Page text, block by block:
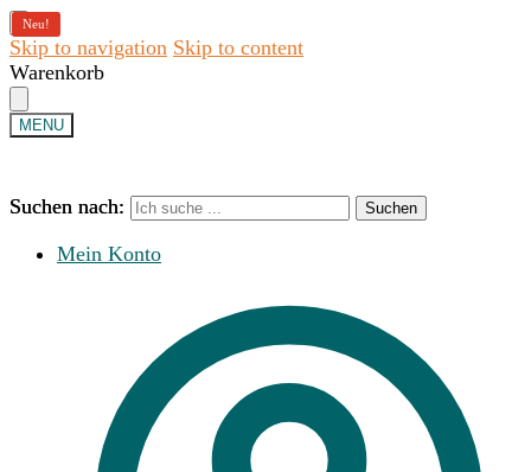
Skip to navigation Skip to content
Warenkorb
MENU
Suchen nach: Suchen
Mein Konto
Suchen nach: Suchen
Neu!
Neu!